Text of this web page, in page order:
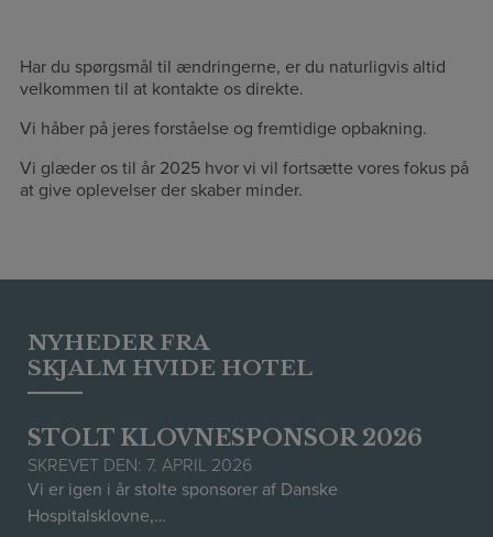
Har du spørgsmål til ændringerne, er du naturligvis altid
velkommen til at kontakte os direkte.
Vi håber på jeres forståelse og fremtidige opbakning.
Vi glæder os til år 2025 hvor vi vil fortsætte vores fokus på
at give oplevelser der skaber minder.
NYHEDER FRA
SKJALM HVIDE HOTEL
STOLT KLOVNESPONSOR 2026
SKREVET DEN: 7. APRIL 2026
Vi er igen i år stolte sponsorer af Danske
Hospitalsklovne,…